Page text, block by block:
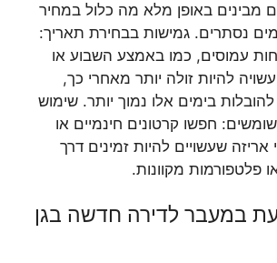
מבינים באופן מלא מה כלול במחיר
נסתרים. גמישות בבחירת תאריך:
עמוסים, כמו באמצע השבוע או
להיות זולה יותר מאחרי כך,
בימים אלו נמוך יותר. שימוש
חפשו קרטונים חינמיים או
שעשויים להיות זמינים דרך
פלטפורמות מקוונות.
במעבר לדירה חדשה בגן